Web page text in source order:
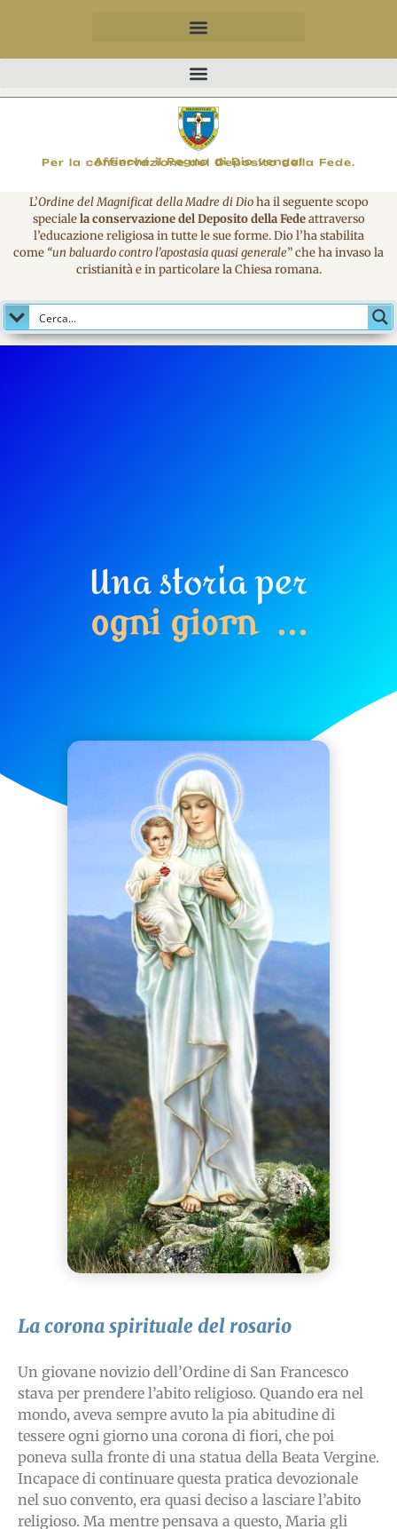
Per la conservazione del Deposito della Fede.
Affinché il Regno di Dio venga!
MAGNIFICO
L’Ordine del Magnificat della Madre di Dioha il seguente scopo
specialela conservazione del Deposito della Fedeattraverso
l’educazione religiosa in tutte le sue forme. Dio l’ha stabilita
come “un baluardo contro l’apostasia quasi generale” che ha invaso la
cristianità e in particolare la Chiesa romana.
Una storia per
ogni giorno ...
La corona spirituale del rosario
Un giovane novizio dell’Ordine di San Francesco
stava per prendere l’abito religioso. Quando era nel
mondo, aveva sempre avuto la pia abitudine di
tessere ogni giorno una corona di fiori, che poi
poneva sulla fronte di una statua della Beata Vergine.
Incapace di continuare questa pratica devozionale
nel suo convento, era quasi deciso a lasciare l’abito
religioso. Ma mentre pensava a questo, Maria gli